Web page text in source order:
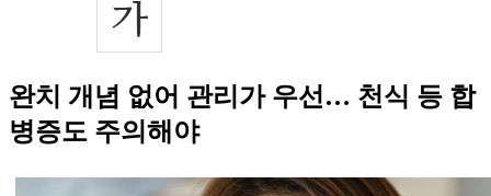
완치 개념 없어 관리가 우선… 천식 등 합
병증도 주의해야